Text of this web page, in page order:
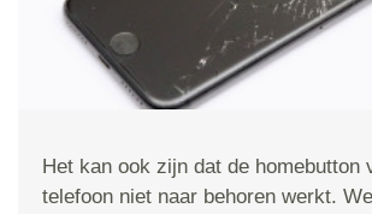
Het kan ook zijn dat de homebutton
telefoon niet naar behoren werkt.